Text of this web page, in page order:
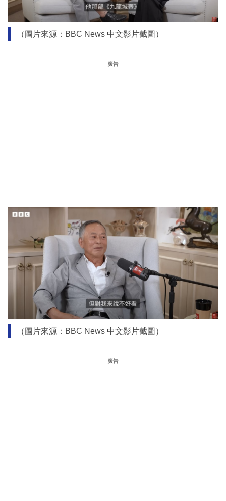
（圖片來源：BBC News 中文影片截圖）
廣告
（圖片來源：BBC News 中文影片截圖）
廣告